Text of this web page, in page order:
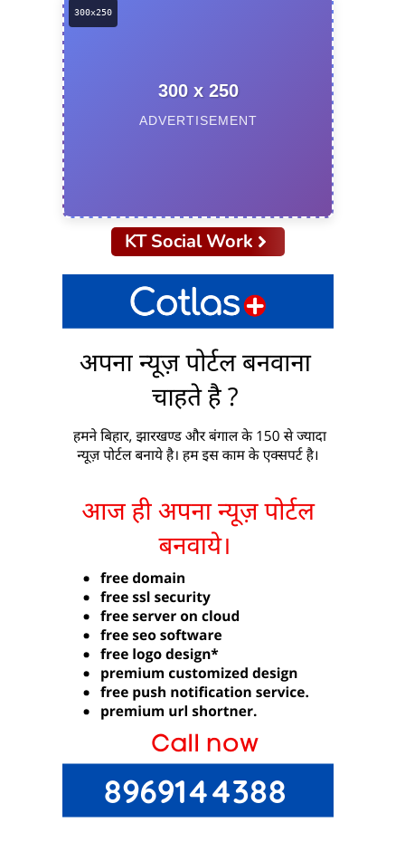
300 x 250
ADVERTISEMENT
KT Social Work